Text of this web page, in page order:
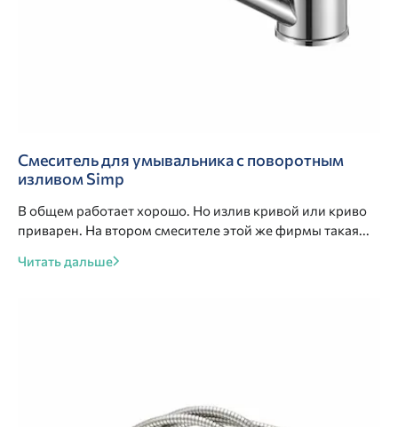
Смеситель для умывальника с поворотным
изливом Simp
В общем работает хорошо. Но излив кривой или криво
приварен. На втором смесителе этой же фирмы такая...
Читать дальше